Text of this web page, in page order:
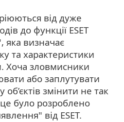
від дуже
до функції ESET
яка визначає
та характеристики
Хоча зловмисники
або заплутувати
об’єктів змінити не так
було розроблено
від ESET.